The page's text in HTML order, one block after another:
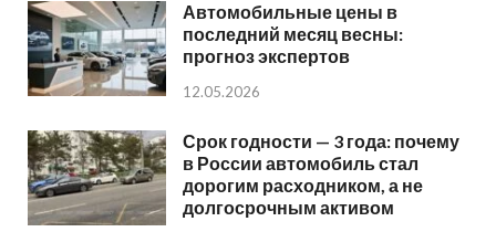
Автомобильные цены в
последний месяц весны:
прогноз экспертов
12.05.2026
Срок годности — 3 года: почему
в России автомобиль стал
дорогим расходником, а не
долгосрочным активом